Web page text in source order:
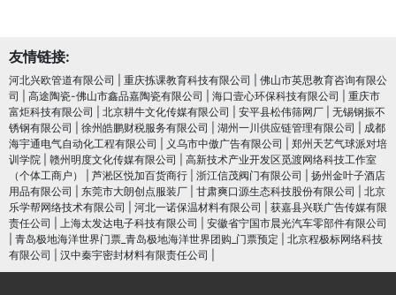
友情链接:
河北兴欧管道有限公司 重庆拣课教育科技有限公司
佛山市英思教育咨询有限公
司
高途陶瓷-佛山市鑫品嘉陶瓷有限公司 海口壹心环保科技有限公司
重庆市
富炬科技有限公司
北京耕牛文化传媒有限公司 安平县松伟筛网厂
无锡钢振不
锈钢有限公司
徐州皓鹏财税服务有限公司 湖州一川供应链管理有限公司
成都
海宇通电气自动化工程有限公司
义乌市中傲广告有限公司
郑州天艺气球派对培
训学院
赣州明度文化传媒有限公司
高新技术产业开发区觅渡网络科技工作室
（个体工商户）
芦淞区悦加百货商行 浙江信茂阀门有限公司
扬州金叶子酒店
用品有限公司
东莞市大朗创点服装厂 甘肃爽口源生态科技股份有限公司
北京
乐学帮网络技术有限公司
河北一诺保温材料有限公司
获嘉县兴联广告传媒有限
责任公司
上海太发达电子科技有限公司
安徽省宁国市晨光汽车零部件有限公司
青岛极地海洋世界门票_青岛极地海洋世界团购_门票预定
北京程极标网络科技
有限公司
汉中秦宇密封材料有限责任公司